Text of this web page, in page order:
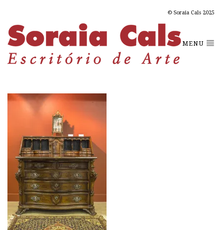
© Soraia Cals 2025
MENU